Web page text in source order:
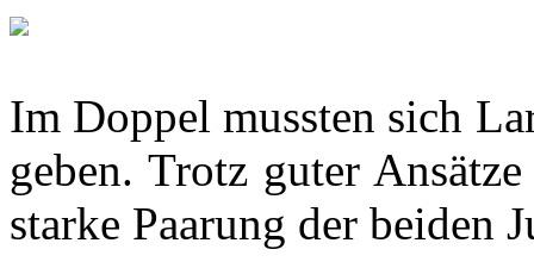
Im Doppel mussten sich
geben. Trotz guter
starke Paarung der beiden